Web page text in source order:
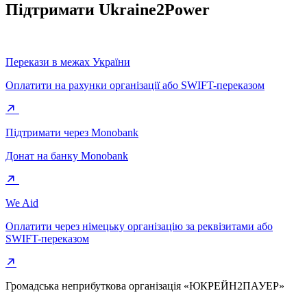
Підтримати Ukraine2Power
Перекази в межах України
Оплатити на рахунки організації або SWIFT-переказом
Підтримати через Monobank
Донат на банку Monobank
We Aid
Оплатити через німецьку організацію за реквізитами або
SWIFT-переказом
Громадська неприбуткова організація «ЮКРЕЙН2ПАУЕР»